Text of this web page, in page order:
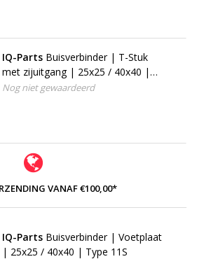
IQ-Parts Buisverbinder | T-Stuk
met zijuitgang | 25x25 / 40x40 |
Type 24S (176F)
Nog niet gewaardeerd
VANAF €100,00*
IQ-Parts Buisverbinder | Voetplaat
| 25x25 / 40x40 | Type 11S